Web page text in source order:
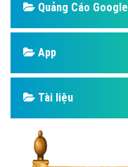
Quảng Cáo Google
App
Tài liệu